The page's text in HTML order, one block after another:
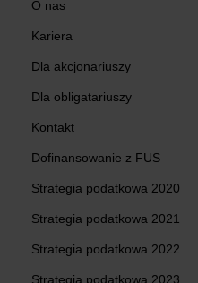
O nas
Kariera
Dla akcjonariuszy
Dla obligatariuszy
Kontakt
Dofinansowanie z FUS
Strategia podatkowa 2020
Strategia podatkowa 2021
Strategia podatkowa 2022
Strategia podatkowa 2023